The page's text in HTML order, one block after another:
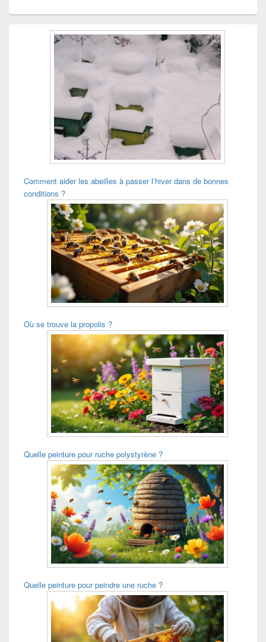
Comment aider les abeilles à passer l’hiver dans de bonnes
conditions ?
Où se trouve la propolis ?
Quelle peinture pour ruche polystyrène ?
Quelle peinture pour peindre une ruche ?